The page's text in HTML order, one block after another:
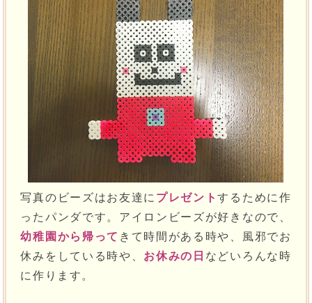
写真のビーズはお友達に プレゼントするために作
ったパンダです。アイロンビーズが好きなので、
幼稚園から帰って きて時間がある時や、風邪でお
休みをしている時や、 お休みの日 などいろんな時
に作ります。